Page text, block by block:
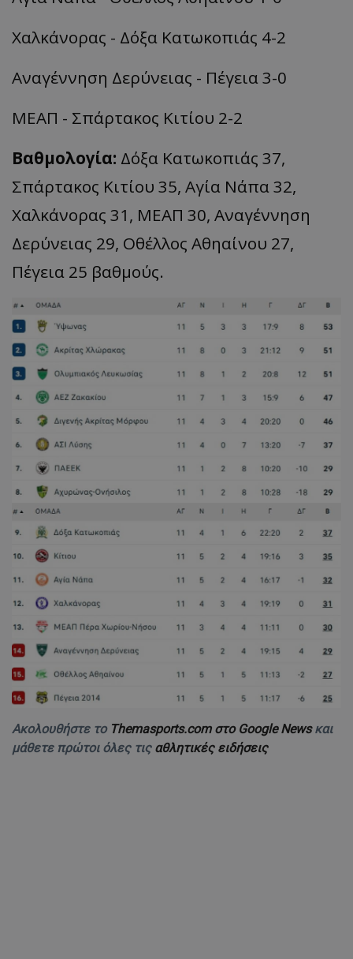
Χαλκάνορας - Δόξα Κατωκοπιάς 4-2
Αναγέννηση Δερύνειας - Πέγεια 3-0
ΜΕΑΠ - Σπάρτακος Κιτίου 2-2
Βαθμολογία: Δόξα Κατωκοπιάς 37,
Σπάρτακος Κιτίου 35, Αγία Νάπα 32,
Χαλκάνορας 31, ΜΕΑΠ 30, Αναγέννηση
Δερύνειας 29, Οθέλλος Αθηαίνου 27,
Πέγεια 25 βαθμούς.
Ακολουθήστε το Themasports.com στο Google Newsκαι
μάθετε πρώτοι όλες τις αθλητικές ειδήσεις